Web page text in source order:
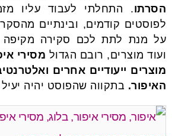
הסרתו. התחלתי לעבוד עליו
לפוסטים קודמים, ובינתיים
על מנת לתת לכם סקירה מקיפה
ועוד מוצרים, רובם הגדול מסירי
מוצרים ייעודיים אחרים
האיפור. בתקווה שהפוסט יהיה יעיל